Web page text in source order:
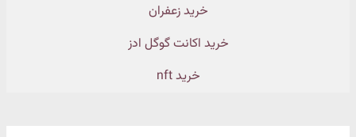
خرید زعفران
خرید اکانت گوگل ادز
خرید nft